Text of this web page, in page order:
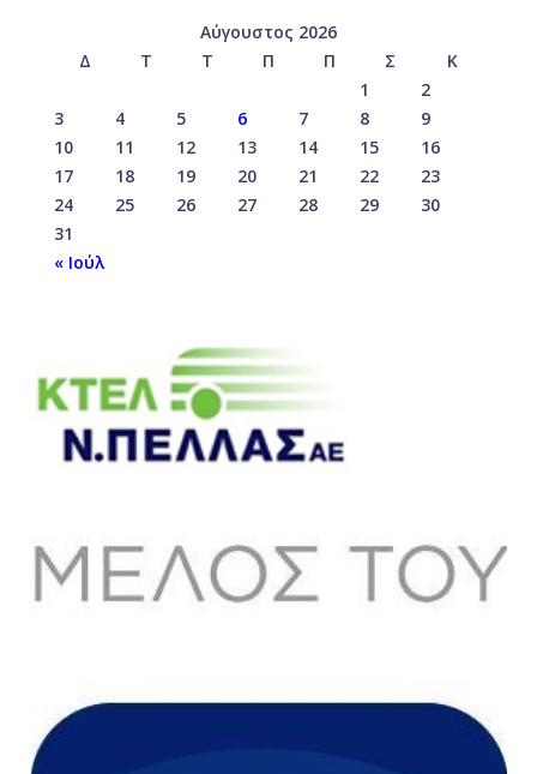
Αύγουστος 2026
Δ
Τ Τ Π Π Σ
Κ
1
2
3
4 5 6 7 8
9
10
11 12 13 14 15
16
17
18 19 20 21 22
23
24
25 26 27 28 29
30
31
« Ιούλ